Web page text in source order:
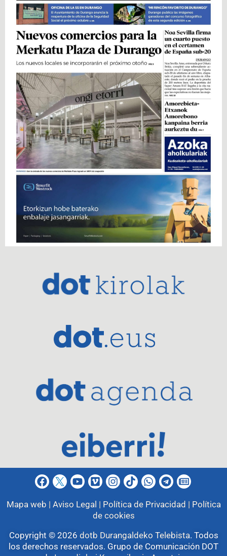
Mapa web | Aviso Legal | Política de Privacidad | Política
de cookies
Copyright © 2026 dotb Durangaldeko Telebista. Todos
los derechos reservados. Grupo de Comunicación DOT